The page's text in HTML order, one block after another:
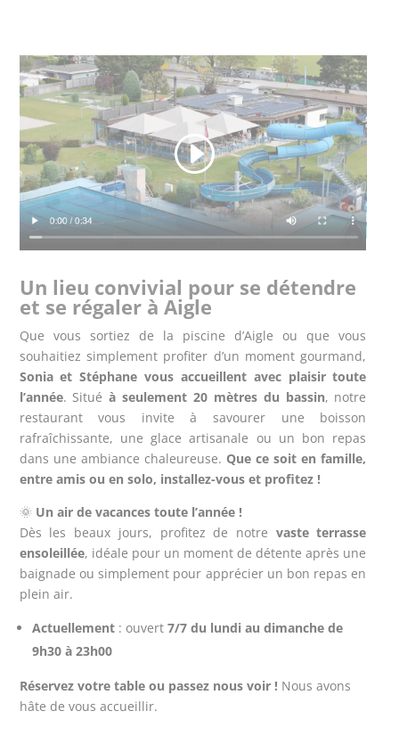
Un lieu convivial pour se détendre
et se régaler à Aigle
Que vous sortiez de la piscine d’Aigle ou que vous
souhaitiez simplement profiter d’un moment gourmand,
Sonia et Stéphane vous accueillent avec plaisir toute
l’année. Situéà seulement 20 mètres du bassin, notre
restaurant vous invite à savourer une boisson
rafraîchissante, une glace artisanale ou un bon repas
dans une ambiance chaleureuse. Que ce soit en famille,
entre amis ou en solo, installez-vous et profitez !
🌞 Un air de vacances toute l’année !
Dès les beaux jours, profitez de notre vaste terrasse
ensoleillée, idéale pour un moment de détente après une
baignade ou simplement pour apprécier un bon repas en
plein air.
Actuellement: ouvert 7/7 du lundi au dimanche de
9h30 à 23h00
Réservez votre table ou passez nous voir ! Nous avons
hâte de vous accueillir.